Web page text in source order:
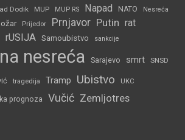
Dodik MUP MUP RS Napad NATO Nesreća
Prijedor Prnjavor Putin rat
rUSIJA Samoubistvo sankcije
nesreća Sarajevo smrt SNSD
tragedija Tramp Ubistvo UKC
prognoza Vučić Zemljotres